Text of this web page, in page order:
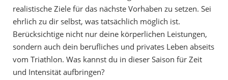
realistische Ziele für das nächste Vorhaben zu setzen. Sei
ehrlich zu dir selbst, was tatsächlich möglich ist.
Berücksichtige nicht nur deine körperlichen Leistungen,
sondern auch dein berufliches und privates Leben abseits
vom Triathlon. Was kannst du in dieser Saison für Zeit
und Intensität aufbringen?